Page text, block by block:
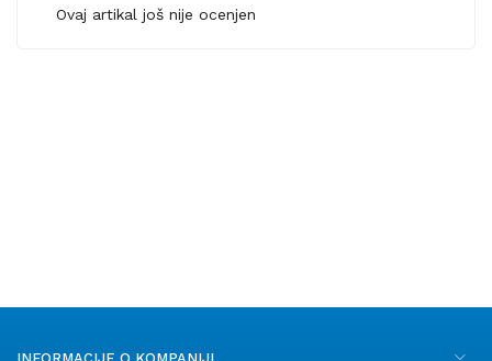
Ovaj artikal još nije ocenjen